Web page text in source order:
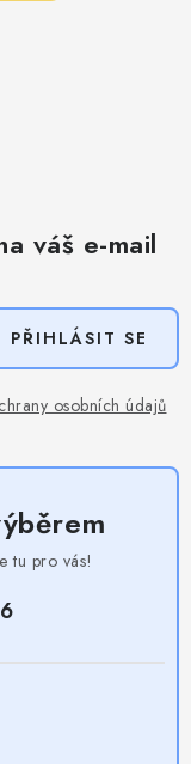
váš e-mail
osobních údajů
PŘIHLÁSIT SE
tu pro vás!